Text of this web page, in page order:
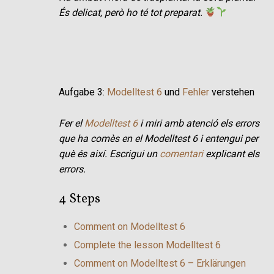
És delicat, però ho té tot preparat.
Aufgabe 3: Modelltest 6 und Fehlerverstehen
Fer elModelltest 6i miri amb atenció els errors
que ha comès en el Modelltest 6 i entengui per
què és així. Escrigui un comentariexplicant els
errors.
4 Steps
Comment on Modelltest 6
Complete the lesson Modelltest 6
Comment on Modelltest 6 – Erklärungen